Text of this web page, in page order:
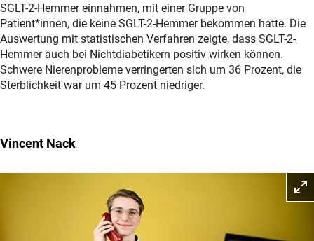
SGLT-2-Hemmer einnahmen, mit einer Gruppe von
Patient*innen, die keine SGLT-2-Hemmer bekommen hatte. Die
Auswertung mit statistischen Verfahren zeigte, dass SGLT-2-
Hemmer auch bei Nichtdiabetikern positiv wirken können.
Schwere Nierenprobleme verringerten sich um 36 Prozent, die
Sterblichkeit war um 45 Prozent niedriger.
Vincent Nack